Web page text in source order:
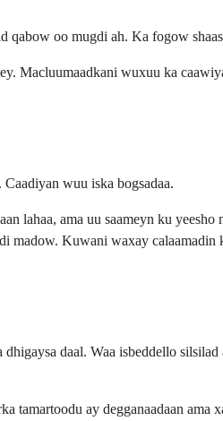
oo mugdi ah. Ka fogow
Macluumaadkani wuxuu ka
wuu iska bogsadaa.
ama uu saameyn ku
madow. Kuwani waxay
daal. Waa isbeddello
ay degganaadaan ama